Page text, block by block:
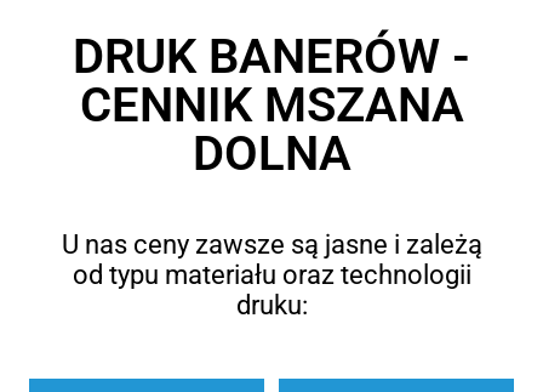
DRUK BANERÓW -
CENNIK MSZANA
DOLNA
U nas ceny zawsze są jasne i zależą
od typu materiału oraz technologii
druku: